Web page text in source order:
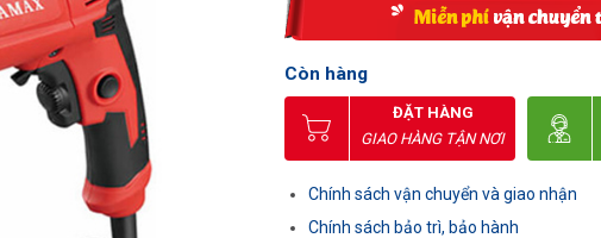
Còn hàng
ĐẶT HÀNG
GIAO HÀNG TẬN NƠI
Chính sách vận chuyển và giao nhận
Chính sách bảo trì, bảo hành